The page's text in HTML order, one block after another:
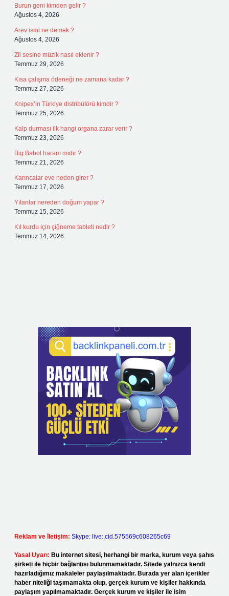
Burun geni kimden gelir ?
Ağustos 4, 2026
Arev ismi ne demek ?
Ağustos 4, 2026
Zil sesine müzik nasıl eklenir ?
Temmuz 29, 2026
Kısa çalışma ödeneği ne zamana kadar ?
Temmuz 27, 2026
Knipex’in Türkiye distribütörü kimdir ?
Temmuz 25, 2026
Kalp durması ilk hangi organa zarar verir ?
Temmuz 23, 2026
Big Babol haram mıdır ?
Temmuz 21, 2026
Karıncalar eve neden girer ?
Temmuz 17, 2026
Yılanlar nereden doğum yapar ?
Temmuz 15, 2026
Kıl kurdu için çiğneme tableti nedir ?
Temmuz 14, 2026
Reklam ve İletişim: Skype: live:.cid.575569c608265c69
Yasal Uyarı: Bu internet sitesi, herhangi bir marka, kurum veya şahıs
şirketi ile hiçbir bağlantısı bulunmamaktadır. Sitede yalnızca kendi
hazırladığımız makaleler paylaşılmaktadır. Burada yer alan içerikler
haber niteliği taşımamakta olup, gerçek kurum ve kişiler hakkında
paylaşım yapılmamaktadır. Gerçek kurum ve kişiler ile isim